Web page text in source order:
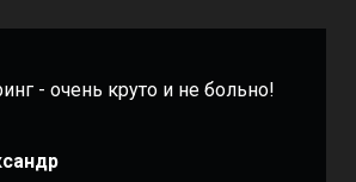
- очень круто и не больно!